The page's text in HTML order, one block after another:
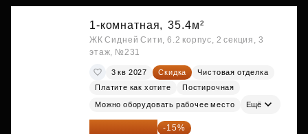
1-комнатная, 35.4м²
ЖК Сидней Сити, 6.2 корпус, 2 секция, 3
этаж, №231
3 кв 2027 Скидка
Чистовая отделка
Платите как хотите
Постирочная
Можно оборудовать рабочее место Ещё
30 108 054 ₽ -15%